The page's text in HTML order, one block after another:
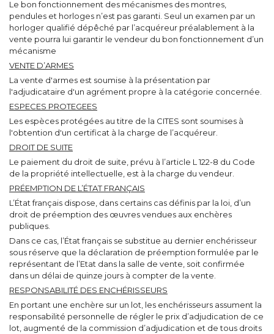
Le bon fonctionnement des mécanismes des montres,
pendules et horloges n’est pas garanti. Seul un examen par un
horloger qualifié dépêché par l’acquéreur préalablement à la
vente pourra lui garantir le vendeur du bon fonctionnement d’un
mécanisme
VENTE D’ARMES
La vente d'armes est soumise à la présentation par
l'adjudicataire d'un agrément propre à la catégorie concernée.
ESPECES PROTEGEES
Les espèces protégées au titre de la CITES sont soumises à
l'obtention d'un certificat à la charge de l’acquéreur.
DROIT DE SUITE
Le paiement du droit de suite, prévu à l’article L 122-8 du Code
de la propriété intellectuelle, est à la charge du vendeur.
PRÉEMPTION DE L’ÉTAT FRANÇAIS
L’État français dispose, dans certains cas définis par la loi, d’un
droit de préemption des œuvres vendues aux enchères
publiques.
Dans ce cas, l’État français se substitue au dernier enchérisseur
sous réserve que la déclaration de préemption formulée par le
représentant de l’Etat dans la salle de vente, soit confirmée
dans un délai de quinze jours à compter de la vente.
RESPONSABILITÉ DES ENCHÉRISSEURS
En portant une enchère sur un lot, les enchérisseurs assument la
responsabilité personnelle de régler le prix d’adjudication de ce
lot, augmenté de la commission d’adjudication et de tous droits